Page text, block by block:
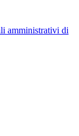
amministrativi di